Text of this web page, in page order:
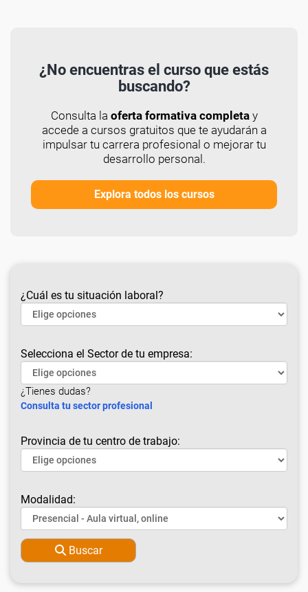
¿No encuentras el curso que estás
buscando?
Consulta la oferta formativa completay
accede a cursos gratuitos que te ayudarán a
impulsar tu carrera profesional o mejorar tu
desarrollo personal.
Explora todos los cursos
¿Cuál es tu situación laboral?
Selecciona el Sector de tu empresa:
¿Tienes dudas?
Consulta tu sector profesional
Provincia de tu centro de trabajo:
Modalidad:
Buscar